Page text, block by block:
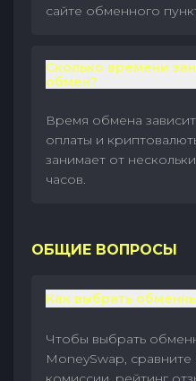
сайте обменного
Сколько времени
обмен?
Время обмена
оплаты и
занимает от
часов.
ОБЩИЕ ВОПРОСЫ
Как выбрать
Чтобы выбрать
MoneySwap,